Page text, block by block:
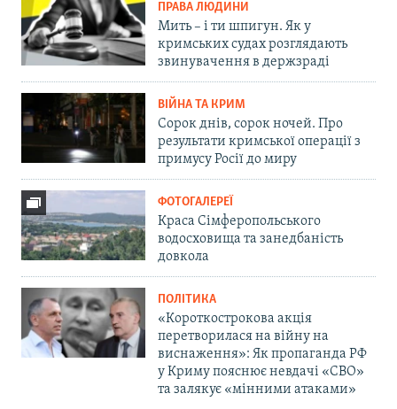
ПРАВА ЛЮДИНИ
Мить – і ти шпигун. Як у
кримських судах розглядають
звинувачення в держзраді
ВІЙНА ТА КРИМ
Сорок днів, сорок ночей. Про
результати кримської операції з
примусу Росії до миру
ФОТОГАЛЕРЕЇ
Краса Сімферопольського
водосховища та занедбаність
довкола
ПОЛІТИКА
«Короткострокова акція
перетворилася на війну на
виснаження»: Як пропаганда РФ
у Криму пояснює невдачі «СВО»
та залякує «мінними атаками»